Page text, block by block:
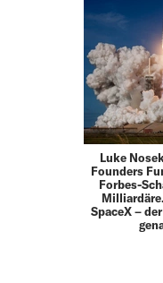
Luke
Founders
Forbes-
SpaceX –